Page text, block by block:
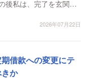
2026年07月22日
借款への変更にテ
か